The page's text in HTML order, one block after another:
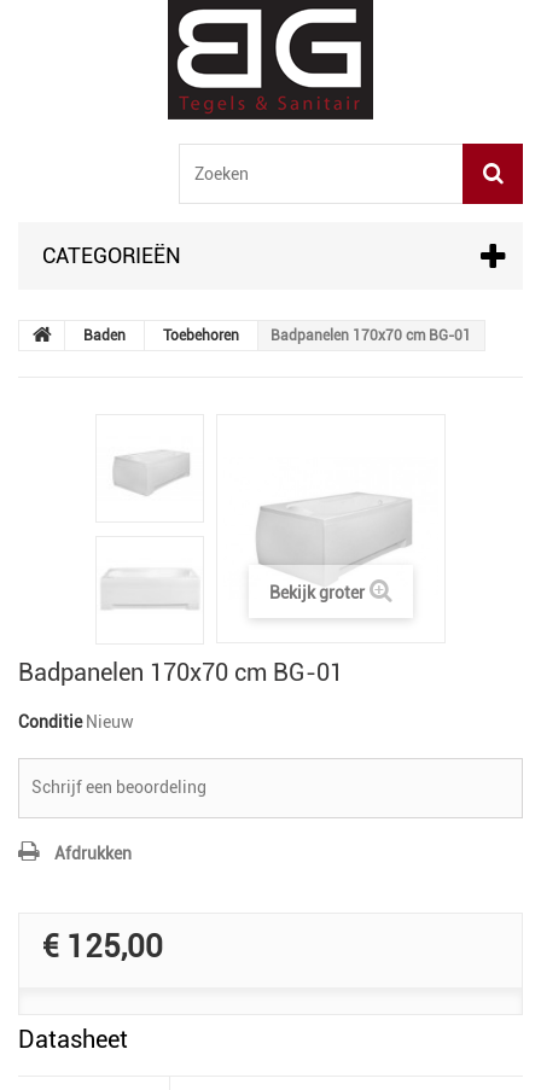
CATEGORIEËN
Baden Toebehoren Badpanelen 170x70 cm BG-01
Bekijk groter
Badpanelen 170x70 cm BG-01
Conditie Nieuw
Schrijf een beoordeling
Afdrukken
€ 125,00
Datasheet